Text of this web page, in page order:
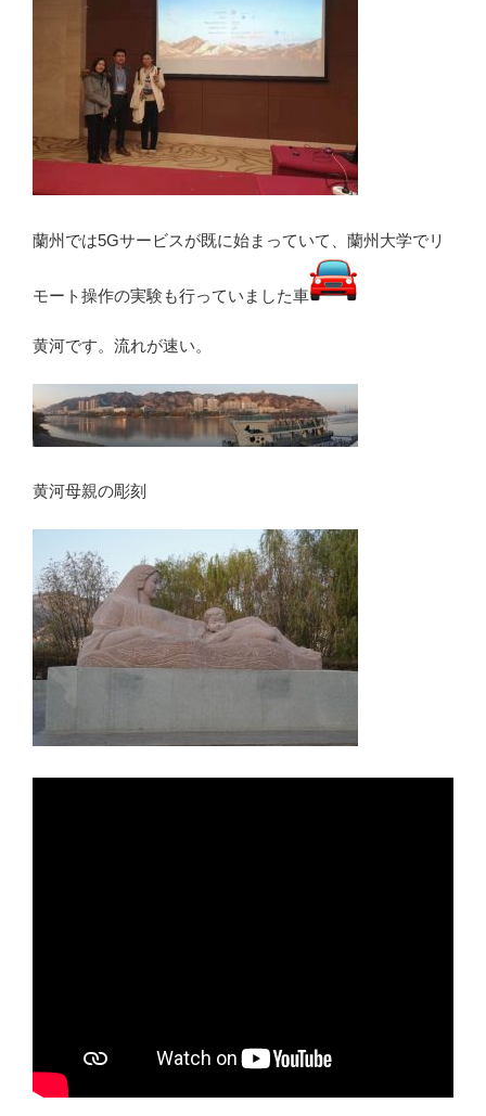
蘭州では5Gサービスが既に始まっていて、蘭州大学でリ
モート操作の実験も行っていました車
黄河です。流れが速い。
黄河母親の彫刻